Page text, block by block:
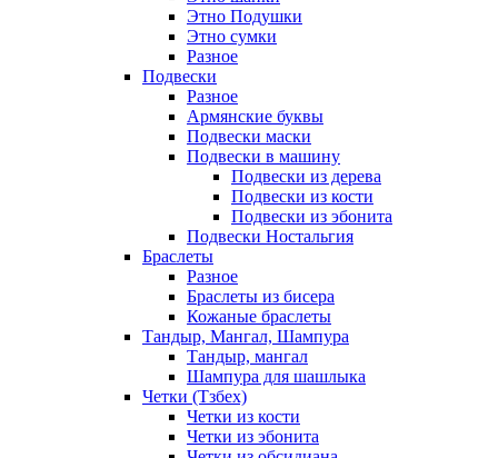
Этно Подушки
Этно сумки
Разное
Подвески
Разное
Армянские буквы
Подвески маски
Подвески в машину
Подвески из дерева
Подвески из кости
Подвески из эбонита
Подвески Ностальгия
Браслеты
Разное
Браслеты из бисера
Кожаные браслеты
Тандыр, Мангал, Шампура
Тандыр, мангал
Шампура для шашлыка
Четки (Тзбех)
Четки из кости
Четки из эбонита